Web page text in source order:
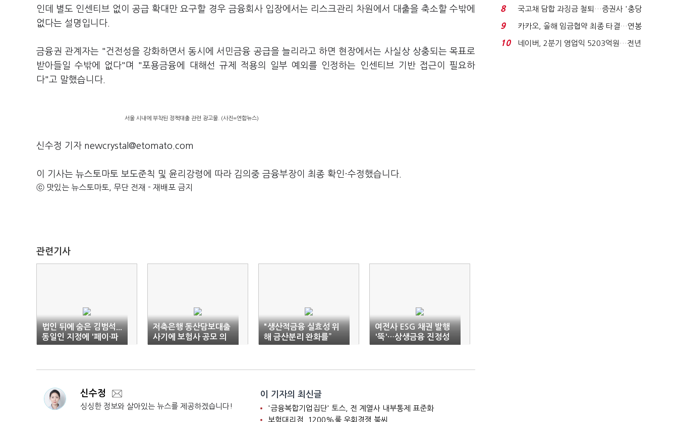
인데 별도 인센티브 없이 공급 확대만 요구할 경우 금융회사 입장에서는 리스크관리 차원에서 대출을 축소할 수밖에
없다는 설명입니다.
금융권 관계자는 "건전성을 강화하면서 동시에 서민금융 공급을 늘리라고 하면 현장에서는 사실상 상충되는 목표로
받아들일 수밖에 없다"며 "포용금융에 대해선 규제 적용의 일부 예외를 인정하는 인센티브 기반 접근이 필요하
다"고 말했습니다.
서울 시내에 부착된 정책대출 관련 광고물. (사진=연합뉴스)
신수정 기자 newcrystal@etomato.com
이 기사는 뉴스토마토 보도준칙 및 윤리강령에 따라 김의중 금융부장이 최종 확인·수정했습니다.
ⓒ 맛있는 뉴스토마토, 무단 전재 - 재배포 금지
관련기사
법인 뒤에 숨은 김범석...
동일인 지정에 '페이·파
이낸셜' 직격탄
저축은행 동산담보대출
사기에 보험사 공모 의
혹
"생산적금융 실효성 위
해 금산분리 완화를”
여전사 ESG 채권 발행
'뚝'…상생금융 진정성
시험대
신수정
싱싱한 정보와 살아있는 뉴스를 제공하겠습니다!
이 기자의 최신글
'금융복합기업집단' 토스, 전 계열사 내부통제 표준화
보험대리점, 1200%룰 우회경쟁 불씨
지에 상한가...
8
국고채 담합 과징금 철퇴…증권사 '충당
금 폭탄' 우려...
9
카카오, 올해 임금협약 최종 타결…연봉
6.3% 인상·격려...
10
네이버, 2분기 영업익 5203억원…전년